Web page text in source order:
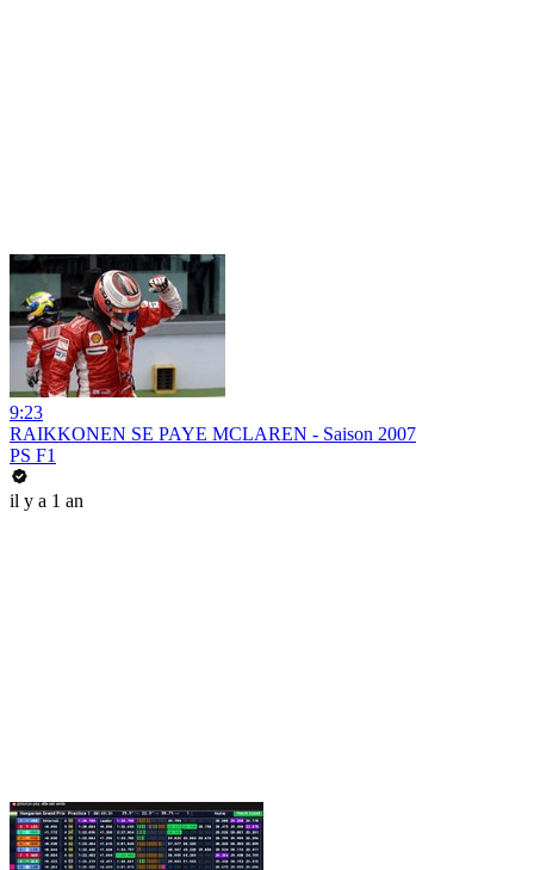
9:23
RAIKKONEN SE PAYE MCLAREN - Saison 2007
PS F1
il y a 1 an